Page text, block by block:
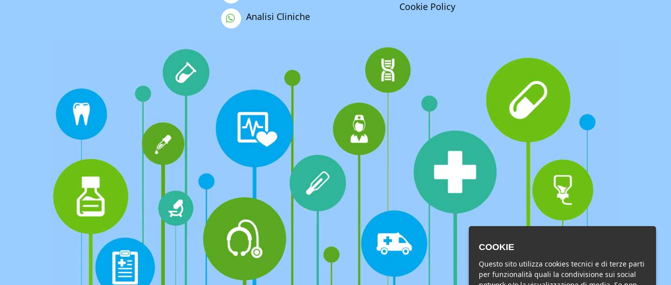
Analisi Cliniche
Cookie Policy
COOKIE
Questo sito utilizza cookies tecnici e di terze parti
per funzionalità quali la condivisione sui social